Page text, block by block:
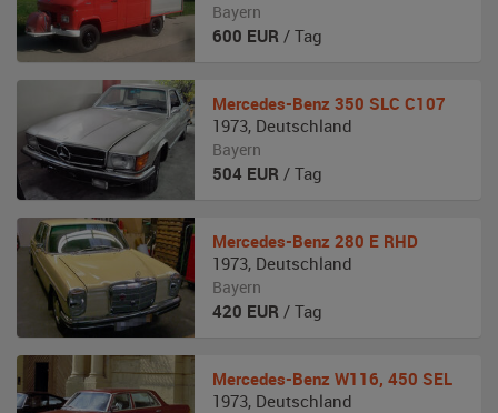
Bayern
600 EUR / Tag
Mercedes-Benz 350 SLC C107
1973, Deutschland
Bayern
504 EUR / Tag
Mercedes-Benz 280 E RHD
1973, Deutschland
Bayern
420 EUR / Tag
Mercedes-Benz W116, 450 SEL
1973, Deutschland